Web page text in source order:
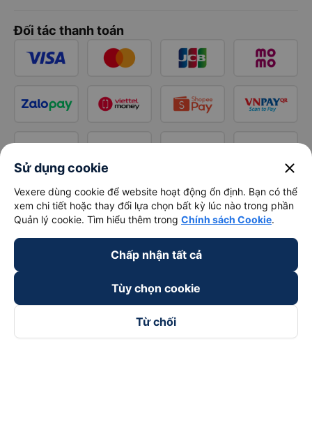
Đối tác thanh toán
Sử dụng cookie close
Vexere dùng cookie để website hoạt động ổn định. Bạn có thể
xem chi tiết hoặc thay đổi lựa chọn bất kỳ lúc nào trong phần
Quản lý cookie. Tìm hiểu thêm trong Chính sách Cookie.
Chấp nhận tất cả
Tùy chọn cookie
Từ chối